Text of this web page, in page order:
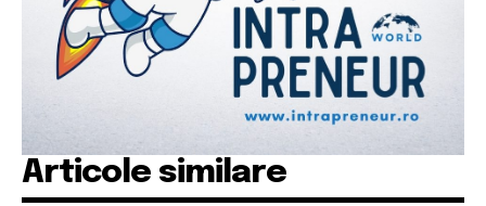
Articole similare